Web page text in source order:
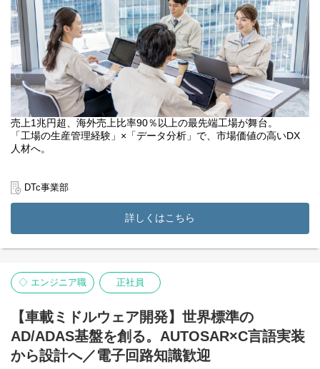
売上1兆円超、海外売上比率90％以上の最先端工場が舞台。
「工場の生産管理経験」×「データ分析」で、市場価値の高いDX
人材へ。
需要が拡大している半導体メモリ。
本ポジションは、日本発・世界No.1を目指す世界最大級のフラッ
シュメモリ専業メーカーの四日市工場にて、製造スケジュールの
進捗管理や生産データの集計・分析を行う非常に重要な役割で
す。
ありません。
工程ごとの進捗状況を細かく確認・報告し、メーカーの生命線で
サポートします。
データ解析のスペシャリスト集団であるD4cテクノロジーの一員と
して、世界市場を動かすモノづくりの最前線でキャリアを一段上
に引き上げませんか？
DTc事業部
詳しくはこちら
◇ エンジニア職 正社員
【車載ミドルウェア開発】世界標準の
AD/ADAS基盤を創る。AUTOSAR×C言語実装
から設計へ／電子回路知識歓迎